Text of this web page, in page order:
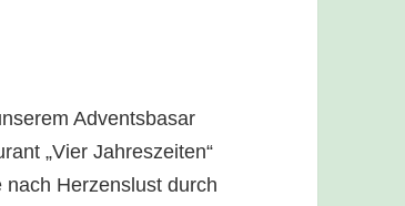
Adventsbasar
„Vier Jahreszeiten“
Herzenslust durch